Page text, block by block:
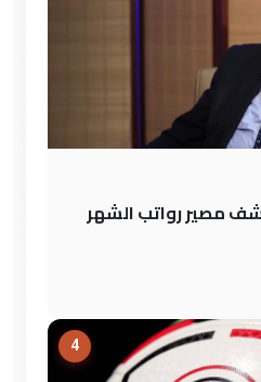
مصير رواتب الشهر
4